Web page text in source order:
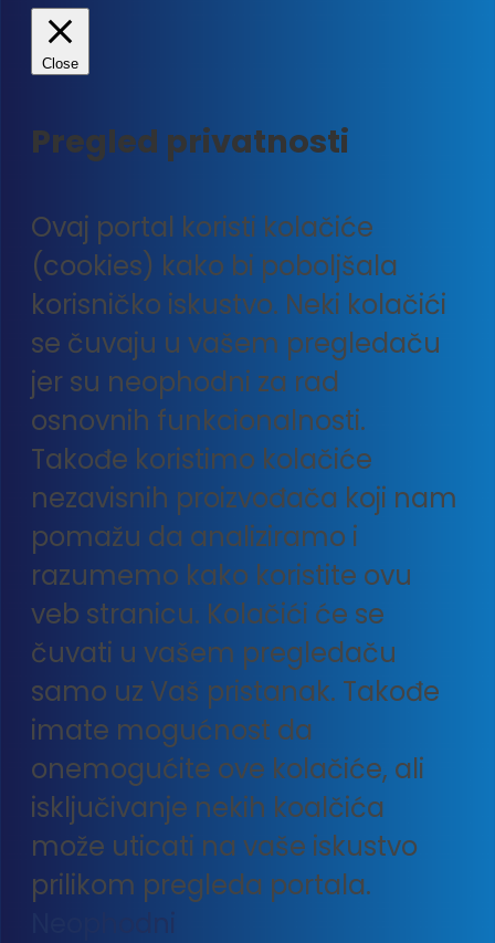
Close
Pregled privatnosti
Ovaj portal koristi kolačiće
(cookies) kako bi poboljšala
korisničko iskustvo. Neki kolačići
se čuvaju u vašem pregledaču
jer su neophodni za rad
osnovnih funkcionalnosti.
Takođe koristimo kolačiće
nezavisnih proizvođača koji nam
pomažu da analiziramo i
razumemo kako koristite ovu
veb stranicu. Kolačići će se
čuvati u vašem pregledaču
samo uz Vaš pristanak. Takođe
imate mogućnost da
onemogućite ove kolačiće, ali
isključivanje nekih koalčića
može uticati na vaše iskustvo
prilikom pregleda portala.